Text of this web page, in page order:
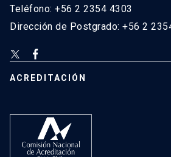
Teléfono: +56 2 2354 4303
Dirección de Postgrado: +56 2
ACREDITACIÓN